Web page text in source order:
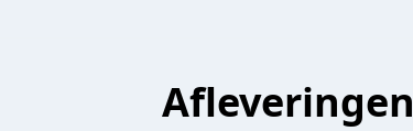
Afleveringen